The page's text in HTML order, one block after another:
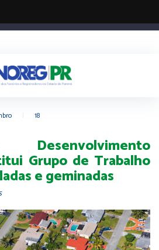
18
Grupo de Trabalho
e geminadas